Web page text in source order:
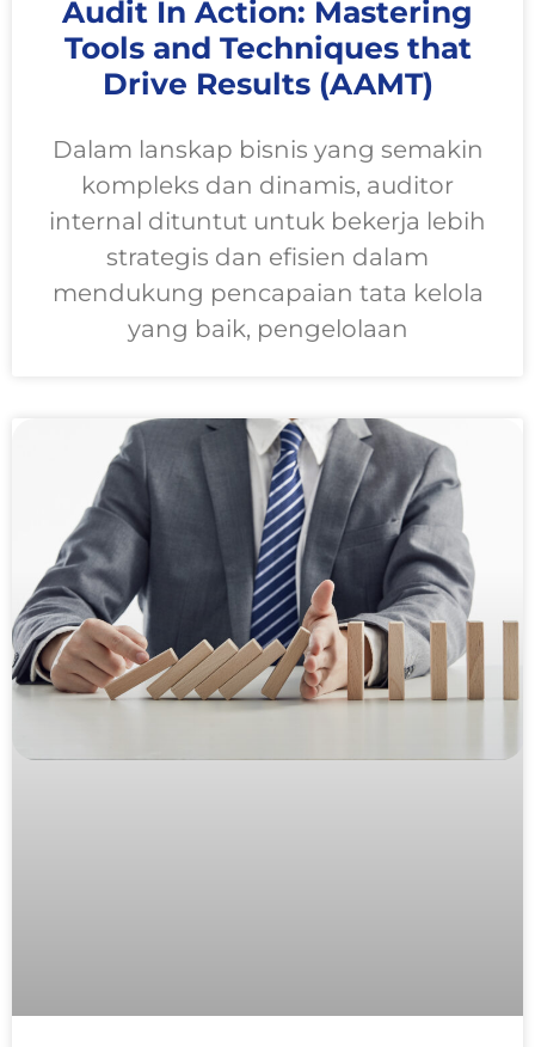
Audit In Action: Mastering
Tools and Techniques that
Drive Results (AAMT)
Dalam lanskap bisnis yang semakin
kompleks dan dinamis, auditor
internal dituntut untuk bekerja lebih
strategis dan efisien dalam
mendukung pencapaian tata kelola
yang baik, pengelolaan